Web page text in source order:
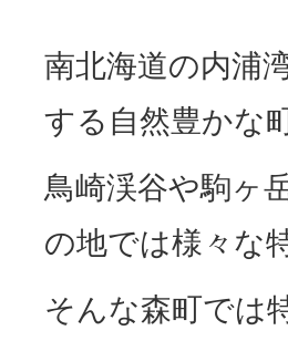
南北海道の内浦
する自然豊かな
鳥崎渓谷や駒ヶ
の地では様々な
そんな森町では